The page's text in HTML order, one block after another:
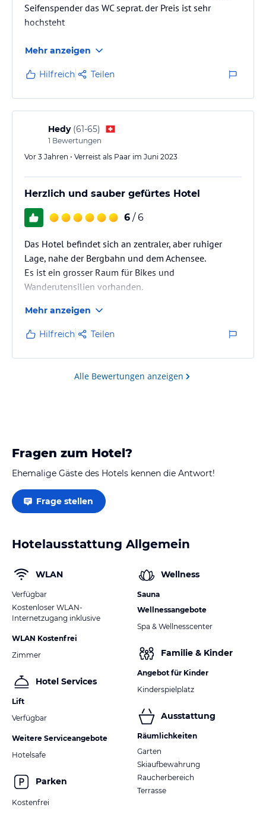
Seifenspender das WC seprat. der Preis ist sehr
hochsteht
Mehr anzeigen
Hilfreich Teilen
Hedy (61-65)
1 Bewertungen
Vor 3 Jahren • Verreist als Paar im Juni 2023
Herzlich und sauber gefürtes Hotel
6 / 6
Das Hotel befindet sich an zentraler, aber ruhiger
Lage, nahe der Bergbahn und dem Achensee.
Es ist ein grosser Raum für Bikes und
Wanderutensilien vorhanden.
kostenfreien Parkplatz.
Die Zimmer sind bequem und schwellenlos über den
Lift erreichbar.
Das Haus ist lobenswert, sehr auf umweltfreundlches
Handling bedacht.
Mehr anzeigen
Hilfreich Teilen
Alle Bewertungen anzeigen
Fragen zum Hotel?
Ehemalige Gäste des Hotels kennen die Antwort!
Frage stellen
Hotelausstattung Allgemein
WLAN
Verfügbar
Kostenloser WLAN-
Internetzugang inklusive
WLAN Kostenfrei
Zimmer
Hotel Services
Lift
Verfügbar
Weitere Serviceangebote
Hotelsafe
Parken
Kostenfrei
Wellness
Sauna
Wellnessangebote
Spa & Wellnesscenter
Familie & Kinder
Angebot für Kinder
Kinderspielplatz
Ausstattung
Räumlichkeiten
Garten
Skiaufbewahrung
Raucherbereich
Terrasse